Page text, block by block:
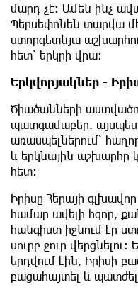
մարդ չէ: Ամեն ինչ
Պերսեփոնեն տարվա
ստորգետնյա
հետ՝ երկրի վրա։
Երկվորյակներ -
Ծիածանների
պատգամաբեր. այսպես
առասպելներում՝
և երկնային աշխարհը
հետ։
Իրիսը Հերայի
համար ավելի հզոր,
հանգիստ իջնում ​​էր
սուրբ ջուր
երդվում էին, Իրիսի
բացահայտել և